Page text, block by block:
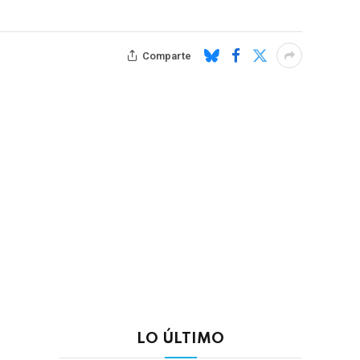
Comparte
LO ÚLTIMO